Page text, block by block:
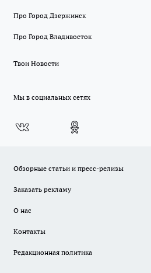
Про Город Дзержинск
Про Город Владивосток
Твои Новости
Мы в социальных сетях
Обзорные статьи и пресс-релизы
Заказать рекламу
О нас
Контакты
Редакционная политика